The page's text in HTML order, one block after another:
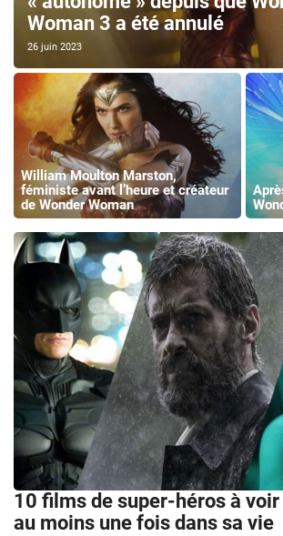
Woman 3 a été annulé
26 juin 2023
William Moulton Marston,
féministe avant l’heure et créateur
de Wonder Woman
10 films de super-héros à
au moins une fois dans sa vie